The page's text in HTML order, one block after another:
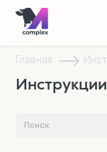
Главная
Инструкции